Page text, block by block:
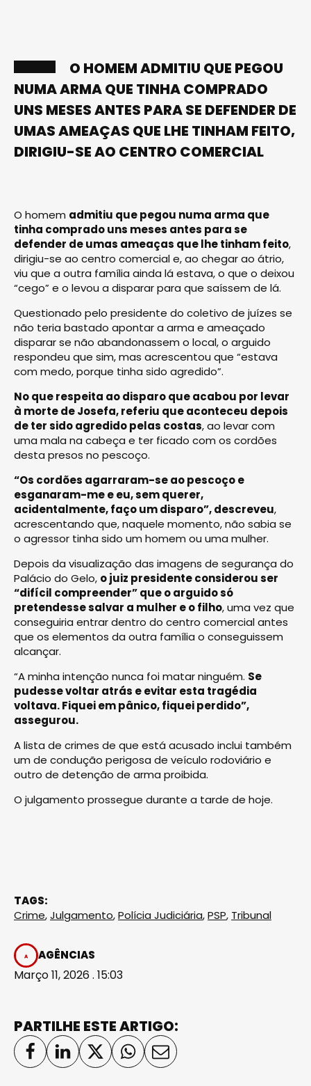
O HOMEM ADMITIU QUE PEGOU
NUMA ARMA QUE TINHA COMPRADO
UNS MESES ANTES PARA SE DEFENDER DE
UMAS AMEAÇAS QUE LHE TINHAM FEITO,
DIRIGIU-SE AO CENTRO COMERCIAL
O homem admitiu que pegou numa arma que
tinha comprado uns meses antes para se
defender de umas ameaças que lhe tinham feito,
dirigiu-se ao centro comercial e, ao chegar ao átrio,
viu que a outra família ainda lá estava, o que o deixou
“cego” e o levou a disparar para que saíssem de lá.
Questionado pelo presidente do coletivo de juízes se
não teria bastado apontar a arma e ameaçado
disparar se não abandonassem o local, o arguido
respondeu que sim, mas acrescentou que “estava
com medo, porque tinha sido agredido”.
No que respeita ao disparo que acabou por levar
à morte de Josefa, referiu que aconteceu depois
de ter sido agredido pelas costas, ao levar com
uma mala na cabeça e ter ficado com os cordões
desta presos no pescoço.
“Os cordões agarraram-se ao pescoço e
esganaram-me e eu, sem querer,
acidentalmente, faço um disparo”, descreveu,
acrescentando que, naquele momento, não sabia se
o agressor tinha sido um homem ou uma mulher.
Depois da visualização das imagens de segurança do
Palácio do Gelo, o juiz presidente considerou ser
“difícil compreender” que o arguido só
pretendesse salvar a mulher e o filho, uma vez que
conseguiria entrar dentro do centro comercial antes
que os elementos da outra família o conseguissem
alcançar.
“A minha intenção nunca foi matar ninguém. Se
pudesse voltar atrás e evitar esta tragédia
voltava. Fiquei em pânico, fiquei perdido”,
assegurou.
A lista de crimes de que está acusado inclui também
um de condução perigosa de veículo rodoviário e
outro de detenção de arma proibida.
O julgamento prossegue durante a tarde de hoje.
TAGS:
Crime,Julgamento,Polícia Judiciária,PSP, Tribunal
AGÊNCIAS
Março 11, 2026 . 15:03
PARTILHE ESTE ARTIGO: